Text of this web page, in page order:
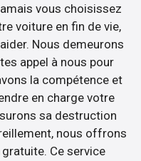
vous choisissez
voiture en fin de vie,
Nous demeurons
appel à nous pour
la compétence et
en charge votre
sa destruction
nous offrons
Ce service